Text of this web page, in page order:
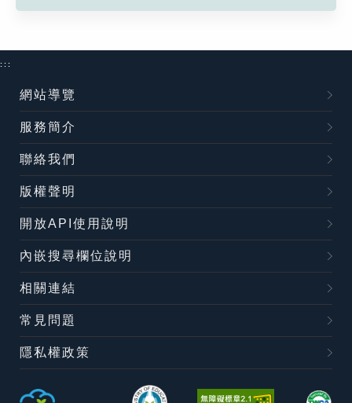
:::
網站導覽
服務簡介
聯絡我們
版權聲明
開放API使用說明
內嵌搜尋欄位說明
相關連結
常見問題
隱私權政策